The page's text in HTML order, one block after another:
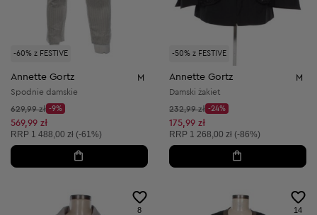
-60% z FESTIVE
Annette Gortz M
Spodnie damskie
Cena początkowa:
629,99 zł
Discount Price:
-9%
Obniżona cena:
569,99 zł
Cena sugerowana:
RRP 1 488,00 zł (-61%)
-50% z FESTIVE
Annette Gortz M
Damski żakiet
Cena początkowa:
232,99 zł
Discount Price:
-24%
Obniżona cena:
175,99 zł
Cena sugerowana:
RRP 1 268,00 zł (-86%)
8 14